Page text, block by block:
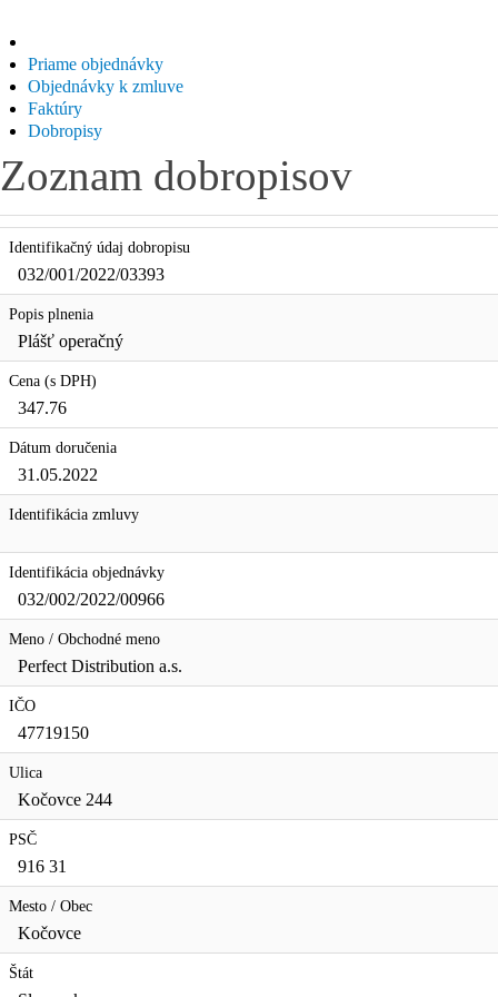
Priame objednávky
Objednávky k zmluve
Faktúry
Dobropisy
Zoznam dobropisov
Identifikačný údaj dobropisu
032/001/2022/03393
Popis plnenia
Plášť operačný
Cena (s DPH)
347.76
Dátum doručenia
31.05.2022
Identifikácia zmluvy
Identifikácia objednávky
032/002/2022/00966
Meno / Obchodné meno
Perfect Distribution a.s.
IČO
47719150
Ulica
Kočovce 244
PSČ
916 31
Mesto / Obec
Kočovce
Štát